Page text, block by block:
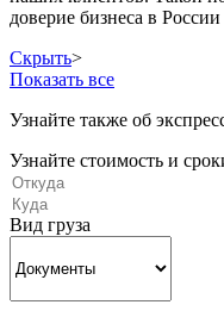
доверие бизнеса в
Скрыть>
Показать все
Узнайте также об
Узнайте стоимость и
Вид груза